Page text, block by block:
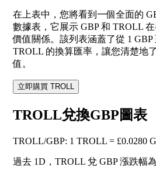
在上表中，您將看到一個全面的
數據表，它展示 GBP 和 TROLL
價值關係。該列表涵蓋了從 1 GBP
TROLL 的換算匯率，讓您清楚地
值。
立即購買 TROLL
TROLL兌換GBP圖表
TROLL/GBP: 1 TROLL = £0.0280
過去 1D，TROLL 兌 GBP 漲跌幅為